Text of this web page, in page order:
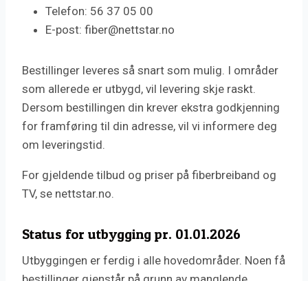
Telefon: 56 37 05 00
E-post: fiber@nettstar.no
Bestillinger leveres så snart som mulig. I områder
som allerede er utbygd, vil levering skje raskt.
Dersom bestillingen din krever ekstra godkjenning
for framføring til din adresse, vil vi informere deg
om leveringstid.
For gjeldende tilbud og priser på fiberbreiband og
TV, se nettstar.no.
Status for utbygging pr. 01.01.2026
Utbyggingen er ferdig i alle hovedområder. Noen få